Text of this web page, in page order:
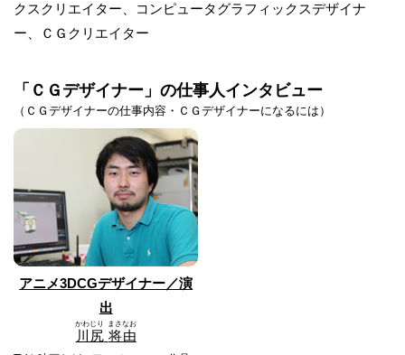
クスクリエイター、コンピュータグラフィックスデザイナ
ー、ＣＧクリエイター
「ＣＧデザイナー」の仕事人インタビュー
（ＣＧデザイナーの仕事内容・ＣＧデザイナーになるには）
アニメ3DCGデザイナー／演
出
川尻
かわじり
将由
まさなお